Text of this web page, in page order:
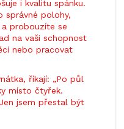
i kvalitu spánku.
správné polohy,
probouzíte se
na vaši schopnost
nebo pracovat
říkají: „Po půl
místo čtyřek.
jsem přestal být